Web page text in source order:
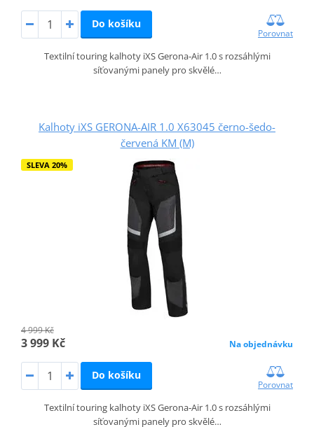
Do košíku
Porovnat
Textilní touring kalhoty iXS Gerona‑Air 1.0 s rozsáhlými
síťovanými panely pro skvělé…
Kalhoty iXS GERONA-AIR 1.0 X63045 černo-šedo-
červená KM (M)
SLEVA 20%
4 999 Kč
3 999 Kč Na objednávku
Do košíku
Porovnat
Textilní touring kalhoty iXS Gerona‑Air 1.0 s rozsáhlými
síťovanými panely pro skvělé…